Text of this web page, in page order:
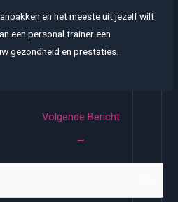
en het meeste uit jezelf wilt
een personal trainer een
gezondheid en prestaties.
Volgende Bericht
→